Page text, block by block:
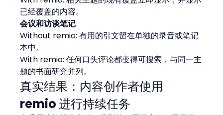
已经覆盖的内容。
会议和访谈笔记
Without remio: 有用的引文留在单独的录音或笔记
本中。
With remio: 任何口头评论都变得可搜索，与同一主
题的书面研究并列。
真实结果：内容创作者使用
remio 进行持续任务